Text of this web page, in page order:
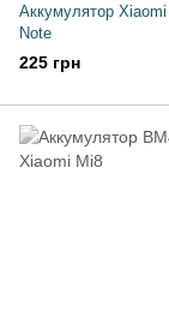
Аккумулятор
Note
225 грн